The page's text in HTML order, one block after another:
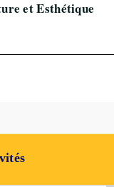
et Esthétique